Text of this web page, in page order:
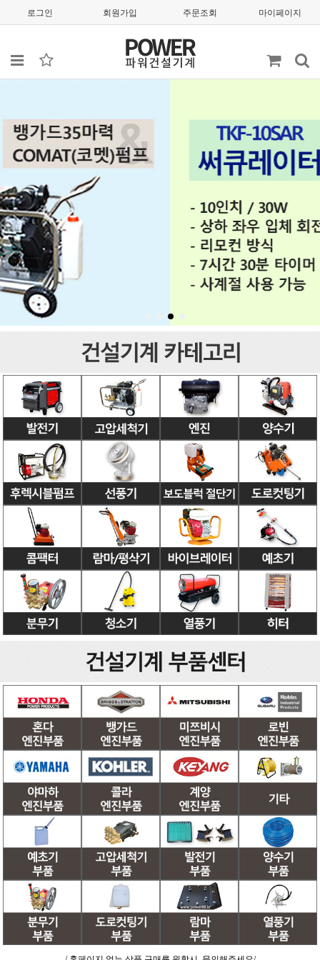
로그인 회원가입 주문조회 마이페이지